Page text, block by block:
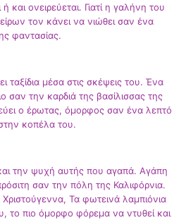
και ονειρεύεται. Γιατί η γαλήνη του
τον κάνει να νιώθει σαν ένα
φαντασίας.
ταξίδια μέσα στις σκέψεις του. Ένα
σαν την καρδιά της βασίλισσας της
ο έρωτας, όμορφος σαν ένα λεπτό
κοπέλα του.
την ψυχή αυτής που αγαπά. Αγάπη
σαν την πόλη της Καλιφόρνια.
Τα φωτεινά λαμπιόνια
το πιο όμορφο φόρεμα να ντυθεί και